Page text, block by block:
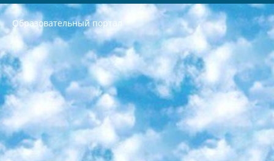
Образовательный портал
РЕСПУБЛИКА УЗБЕКИСТАН МИНИСТРЕРСТВО ДОШКОЛЬНОГО И ШКОЛЬНОГО ОБРАЗОВАНИЯ КОМАНДА в общеобразовательных учреждениях в 2023-2024 учебном году организация и проведение итоговой государственной аттестации обучающихся о Министра дошкольного и школьного образования Республики Узбекистан от 4 марта 2008 года (постановлением Минюста от 20 марта 2008 года № 1778 государственной регистрации) «Итоговое состояние учащихся общего среднего образования на основании положения об утверждении положения об аттестации общего среднего образования выпускной экзамен студентов в образовательных учреждениях в 2023-2024 учебном году В целях организации и прохождения аттестации приказываю: 1. Следующее: перечень предметов, по которым будет проводиться итоговая государственная аттестация и экзамен формы перевода согласно приложению 1; сертификаты международного образца, оценивающие уровень владения иностранными языками перечень согласно приложению 2; 2. Педагогический при специализированных образовательных учреждениях. научно-практический центр квалификации и международной оценки (Д.Давидова) 2024 г. До 25 марта: задания по предметам, по которым будет проводиться итоговая аттестация разработка и утверждение технических условий; итоговая аттестация на основании разработанного предметного задания разработка вопросов по предметам (устно и письменно), экзамен передача; общеобразовательные средние школы и специальные учебные заведения учащиеся выпускных классов школ и интернатов в агентской системе подготовка базы данных экзаменационных материалов и критериев оценки; перевод базы экзаменационных материалов на все языки обучения подать в Республиканский образовательный центр для изготовления; варианты экзаменов на основе разработанных контрольных материалов пусть будут поставлены задачи формирования. 3. Республиканский образовательный центр (Ш.Худайкулов) до 5 апреля 2024 года. до: база данных предоставленных экзаменационных материалов на все языки обучения перевод и экспертиза; для слепых, слабовидящих, глухих, слабослышащих и умственно отсталых детей учащиеся выпускных классов специализированных школ и школ-интернатов база данных экзаменационных материалов на всех преподаваемых языках подготовка критериев оценки; специализированные школы для умственно отсталых детей и технологии для учащихся выпускных классов школ-интернатов разработка соответствующих рекомендаций и критериев проведения ЕГЭ по естествознанию давать задания. 4. Педагогический при специализированных образовательных учреждениях. Научно-практический центр навыков и международной оценки (Д.Давидова), Республика образовательный центр (Худайкулов Ш.) итоговый государственный аттестационный экзамен ориентирован на творческое и логическое мышление при подготовке базы материалов учитывать введение заданий. 5. Следует отметить, что: сертификат государственного образца о знании общеобразовательного предмета и как минимум национальный уровень B1 по предметам на иностранных языках, указанным в Приложении 2. или международно признанный сертификат эквивалентного уровня студенты, изучающие определенный предмет, освобождаются от экзамена; по соответствующим предметам запланирована итоговая государственная аттестация за день до дня, путем жеребьевки Рабочей группой (в письменной форме по предметам, проводимым в форме) из числа сформированных вариантов выбрано 2 варианта; 2 выбранных варианта экзамена анонсированы на официальном сайте министерства и все выпускники по всей стране на основе этих вариантов проводит итоговую государственную аттестацию. 6. Государственное образование учащихся средних общеобразовательных учреждений. знания в соответствии с квалификационными требованиями, которые необходимо приобрести на основании стандартов итоговый (выпускной) контроль для 9 и 11 классов в целях тестирования Экзамены (далее – экзамены) состоят из предметов, перечисленных в приложении 1. будет сделано. 7. Экзамены пройдут с 26 мая по 15 июня 2024 г. (кроме науки физического воспитания). 8. Физическая для учащихся 9 классов общесредних образовательных учреждений. Экзамены по предмету «Образование, квалификация медицина» 1-6 мая 2024 года. сотрудники перевести под присмотр (с отклонениями в физическом или умственном развитии) специализированная школа для детей, школы-интернаты и со сколиозом школы-интернаты санаторного типа для больных детей исключены). 9. Он был слепым, слабовидящим и имел нарушения опорно-двигательного аппарата. экзамены в специализированных школах и интернатах для детей должны проводиться исходя из требований, предъявляемых к общеобразовательным учреждениям (физкультура кроме науки). 10. Специализированная школа для глухих и слабослышащих детей. и экзамены в интернатах и быть реализован в виде письменного теста по математике. 11. Специальность для умственно отсталых детей. Для 9 класса Родной язык и литературное письмо Государственный язык (язык обучения – узбекский). для неклассов) написано Математическое письмо Письменная/устная история Узбекистана Физическое воспитание практично Итоговый контроль Для 11 класса Написание родного языка и литературы (эссе) Математическое письмо Узбекский язык (обучение на узбекском языке) не посещающее общее среднее образование для учреждений)/Образовательное учреждение выбор письменный и устный Иностранный язык письменный/устный Письменная/устная история Узбекистана *По выбору студента:  Химия  Физика  Основы государственного права  География 10 бесплатных образовательных ресурсов - Мы составили подборку онлайн-проектов с интерактивными упражнениями, видеолекциями и статьями. Они помогут вам обрести новые и освежить старые знания бесплатно. 1. «ИНТУИТ» Старейшая образовательная площадка Рунета. Здесь вы найдёте сотни текстовых и видеокурсов на десятки различных тем — от программирования до психологии. Многие курсы подготовлены российскими университетами и крупными международными компаниями вроде Intel и Microsoft. Самостоятельное обучение бесплатное, но желающие могут оплатить услуги персональных наставников. 2. «Смартия» знакомит с актуальными профессиями и подсказывает, как им обучаться. Выбрав заинтересовавшую вас специальность — SMM-специалист, фотограф, веб-дизайнер или другую, — увидите список необходимых для неё умений. Чтобы вы могли освоить их самостоятельно, для каждого умения площадка отображает подборку ссылок на учебные материалы. Хотя «Смартия» ориентируется на русскоязычную аудиторию, часть контента всё же доступна только на английском. 3. «Лекторий Физтеха» Проект Московского физико-технического института (Физтеха). С его помощью вы можете смотреть онлайн серии лекций, записанные на видео в этом вузе. В числе доступных предметов — физика, биология, химия, информационные технологии и другие. К некоторым лекциям администрация ресурса прилагает готовые конспекты, которые можно скачивать в PDF-формате. 4. ITMOcourses Онлайн-площадка Санкт-Петербургского национального исследовательского университета информационных технологий, механики и оптики (ИТМО). Ресурс предоставляет свободный доступ к курсам, разработанным в этом вузе. Каталог материалов разбит на четыре категории: «Оптические системы и технологии», «Приборостроение и робототехника», «Информационные технологии» и «Биотехнологии». Курсы состоят из видеолекций, интерактивных демонстраций и заданий. 5. «КиберЛенинка» Электронная научная библиотека открытого доступа. Каталог площадки регулярно обрастает текстами статей из различных научных изданий. Сгруппированные по журналам и рубрикам публикации можно читать онлайн или скачивать целиком в PDF-формате. Проект нацелен на популяризацию науки за счёт открытого доступа к качественной информации. 6. «ПостНаука» На этом ресурсе публикуют подборки видеолекций, составленные экспертами из разных отраслей и объединённые общими темами. Среди них, к примеру, есть серии «Биоинформатика и геномика», «Культура средневековой Скандинавии» и Cinema Studies о теории кино. Каждая подборка лекций — логически связанная история, рассказанная экспертом от первого лица. Кроме того, на сайте появляются научно-образовательные статьи и тесты на разные темы. 7. «Newочём» Команда проекта «Newочём» отбирает самые интересные тексты из англоязычных СМИ и переводит те из них, за которые голосуют участники сообщества «ВКонтакте». По большей части это научно-популярные статьи. Редакторы придумывают лишь заголовки, в остальном содержание переводов соответствует оригиналам. Полные тексты можно читать прямо в социальной сети. 8. InternetUrok Онлайн-база материалов по основным дисциплинам школьной программы. Информация на сайте структурирована по классам, предметам и темам (урокам). Каждый урок состоит из видеолекций и конспектов. Есть также интерактивные тренажёры и тесты для закрепления пройденного материала. Даже если вы давно окончили школу, возможность повторить программу старших классов всегда может пригодиться. 9. Edutainme Ещё один ресурс об образовании. В отличие от Newtonew, как мне кажется, Edutainme больше ориентируется на представителей индустрии: педагогов, предпринимателей, разработчиков образовательных проектов. Но и любой, кто просто стремится к саморазвитию, найдёт на сайте много полезного и интересного для себя. Например, информацию о новых курсах и образовательных сервисах. 10. Newtonew Онлайн-медиа об образовании и обучении в широком смысле. Авторы Newtonew пишут об инструментах, заведениях, тактиках и стратегиях, которые помогают учить других и получать новые знания самостоятельно. На этой площадке вы найдёте новости, обзоры, аналитические мат